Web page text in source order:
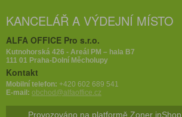
KANCELÁŘ A VÝDEJNÍ MÍSTO
ALFA OFFICE Pro s.r.o.
Kutnohorská 426 - Areál PM – hala B7
111 01 Praha-Dolní Měcholupy
Kontakt
Mobilní telefon: +420 602 689 541
E-mail: obchod@alfaoffice.cz
Provozováno na platformě Zoner inShop